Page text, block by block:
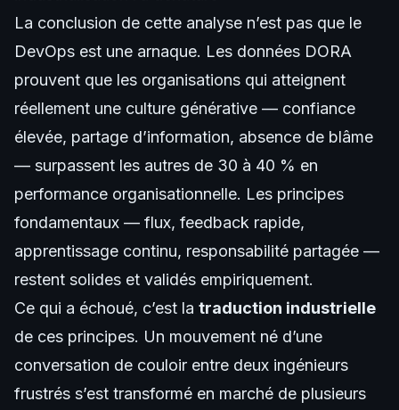
La conclusion de cette analyse n’est pas que le
DevOps est une arnaque. Les données DORA
prouvent que les organisations qui atteignent
réellement une culture générative — confiance
élevée, partage d’information, absence de blâme
— surpassent les autres de 30 à 40 % en
performance organisationnelle. Les principes
fondamentaux — flux, feedback rapide,
apprentissage continu, responsabilité partagée —
restent solides et validés empiriquement.
Ce qui a échoué, c’est la traduction industrielle
de ces principes. Un mouvement né d’une
conversation de couloir entre deux ingénieurs
frustrés s’est transformé en marché de plusieurs